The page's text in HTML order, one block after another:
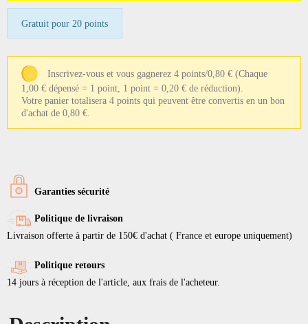
Gratuit pour 20 points
Inscrivez-vous et vous gagnerez 4 points/0,80 € (Chaque
1,00 € dépensé = 1 point, 1 point = 0,20 € de réduction).
Votre panier totalisera 4 points qui peuvent être convertis en un bon
d'achat de 0,80 €.
Garanties sécurité
Politique de livraison
Livraison offerte à partir de 150€ d'achat ( France et europe uniquement)
Politique retours
14 jours à réception de l'article, aux frais de l'acheteur.